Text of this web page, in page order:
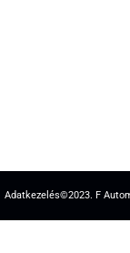
Adatkezelés©2023. F